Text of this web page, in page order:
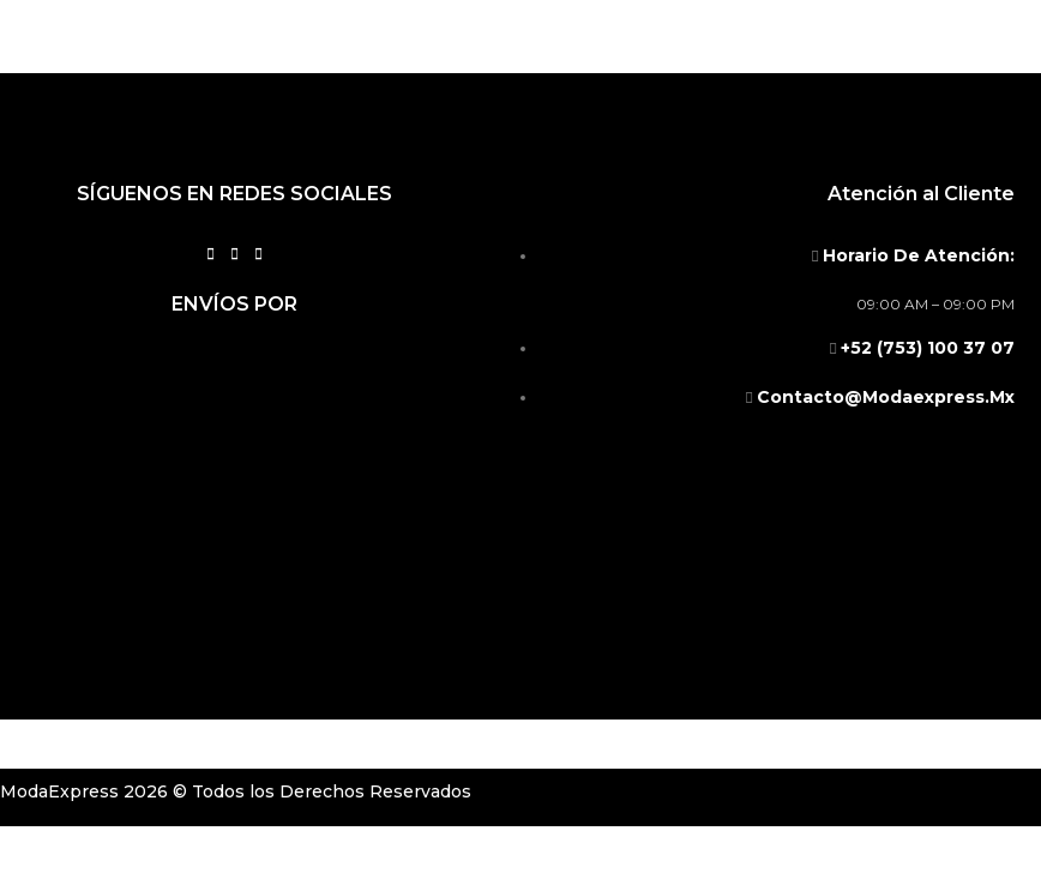
SÍGUENOS EN REDES SOCIALES
F
C
I
S
T
K
ENVÍOS POR
Atención al Cliente
Horario De Atención:
09:00 AM – 09:00 PM
+52 (753) 100 37 07
Contacto@modaexpress.mx
ModaExpress 2026 © Todos los Derechos Reservados